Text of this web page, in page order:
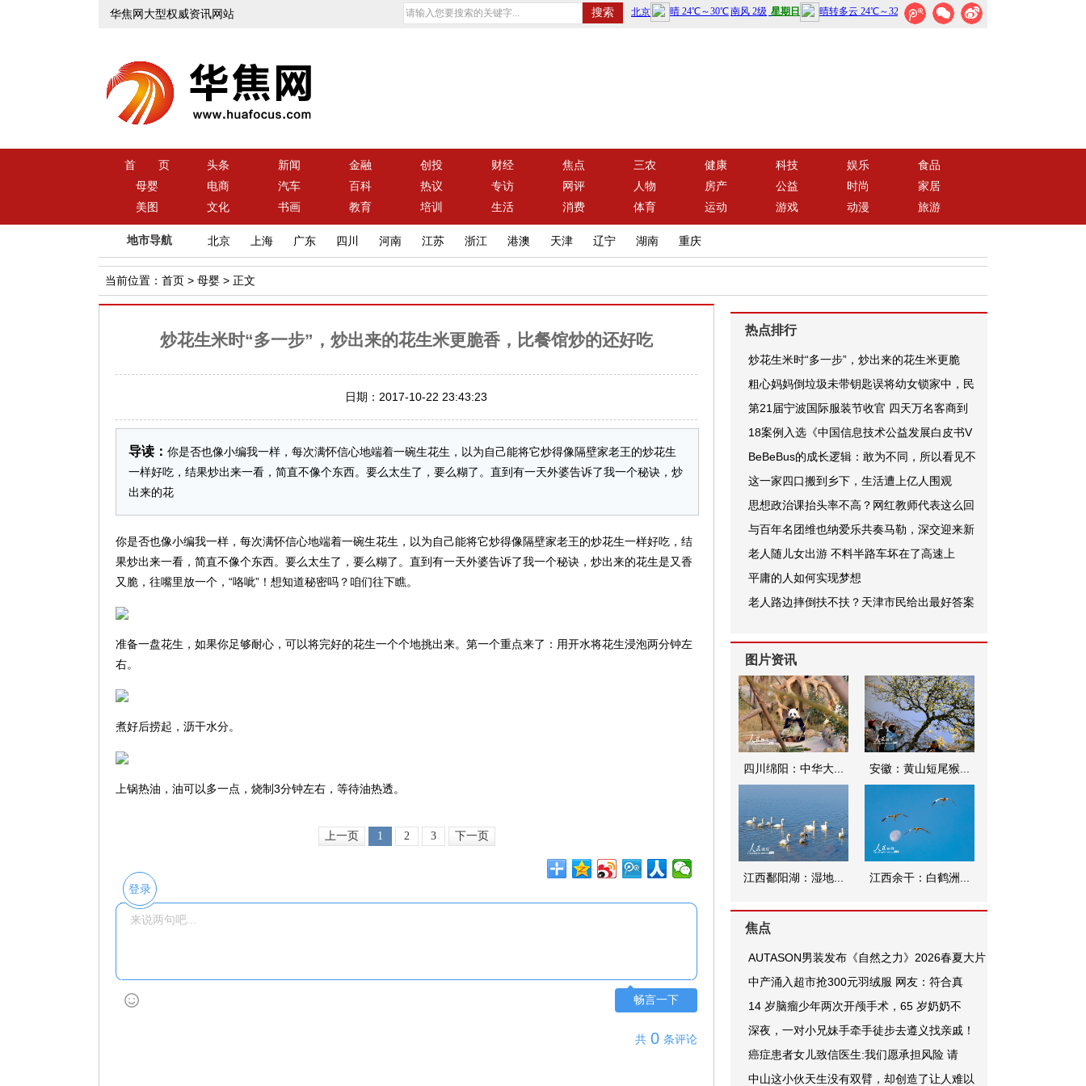
华焦网大型权威资讯网站
首 页 头条 新闻 金融 创投 财经 焦点 三农 健康 科技 娱乐
食品
母婴
电商 汽车 百科 热议 专访 网评 人物 房产 公益 时尚
家居
美图
文化 书画 教育 培训 生活 消费 体育 运动 游戏 动漫 旅游
地市导航 北京 上海 广东 四川 河南 江苏 浙江 港澳 天津 辽宁 湖南 重庆
当前位置： 首页 > 母婴 > 正文
炒花生米时“多一步”，炒出来的花生米更脆香，比餐馆炒的还好吃
日期：2017-10-22 23:43:23
导读： 你是否也像小编我一样，每次满怀信心地端着一碗生花生，以为自己能将它炒得像隔壁家老王的炒花生
一样好吃，结果炒出来一看，简直不像个东西。要么太生了，要么糊了。直到有一天外婆告诉了我一个秘诀，炒
出来的花
你是否也像小编我一样，每次满怀信心地端着一碗生花生，以为自己能将它炒得像隔壁家老王的炒花生一样好吃，结
果炒出来一看，简直不像个东西。要么太生了，要么糊了。直到有一天外婆告诉了我一个秘诀，炒出来的花生是又香
又脆，往嘴里放一个，“咯呲”！想知道秘密吗？咱们往下瞧。
准备一盘花生，如果你足够耐心，可以将完好的花生一个个地挑出来。第一个重点来了：用开水将花生浸泡两分钟左
右。
煮好后捞起，沥干水分。
上锅热油，油可以多一点，烧制3分钟左右，等待油热透。
上一页 1 2 3 下一页
登录
畅言一下
共 0 条评论
热点排行
炒花生米时“多一步”，炒出来的花生米更脆
粗心妈妈倒垃圾未带钥匙误将幼女锁家中，民
第21届宁波国际服装节收官 四天万名客商到
18案例入选《中国信息技术公益发展白皮书V
BeBeBus的成长逻辑：敢为不同，所以看见不
这一家四口搬到乡下，生活遭上亿人围观
思想政治课抬头率不高？网红教师代表这么回
与百年名团维也纳爱乐共奏马勒，深交迎来新
老人随儿女出游 不料半路车坏在了高速上
平庸的人如何实现梦想
老人路边摔倒扶不扶？天津市民给出最好答案
图片资讯
四川绵阳：中华大... 安徽：黄山短尾猴...
江西鄱阳湖：湿地... 江西余干：白鹤洲...
焦点
AUTASON男装发布《自然之力》2026春夏大片
中产涌入超市抢300元羽绒服 网友：符合真
14 岁脑瘤少年两次开颅手术，65 岁奶奶不
深夜，一对小兄妹手牵手徒步去遵义找亲戚！
癌症患者女儿致信医生:我们愿承担风险 请
中山这小伙天生没有双臂，却创造了让人难以